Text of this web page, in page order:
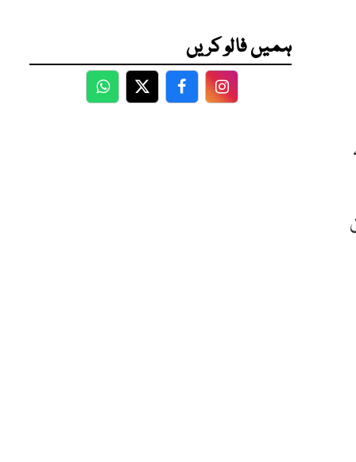
ہمیں فالو کریں
WhatsApp
TwitterFacebookFacebook